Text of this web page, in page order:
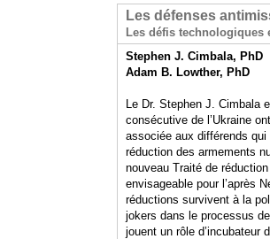
Les défenses
Les défis technologiques
Stephen J. Cimbala, PhD
Adam B. Lowther, PhD
Le Dr. Stephen J.
consécutive de l’Ukraine
associée aux différends
réduction des armements
nouveau Traité de
envisageable pour l’après
réductions survivent à la
jokers dans le processus
jouent un rôle d’incubateur